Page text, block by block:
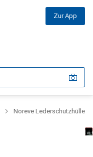
Zur App
Noreve Lederschutzhülle